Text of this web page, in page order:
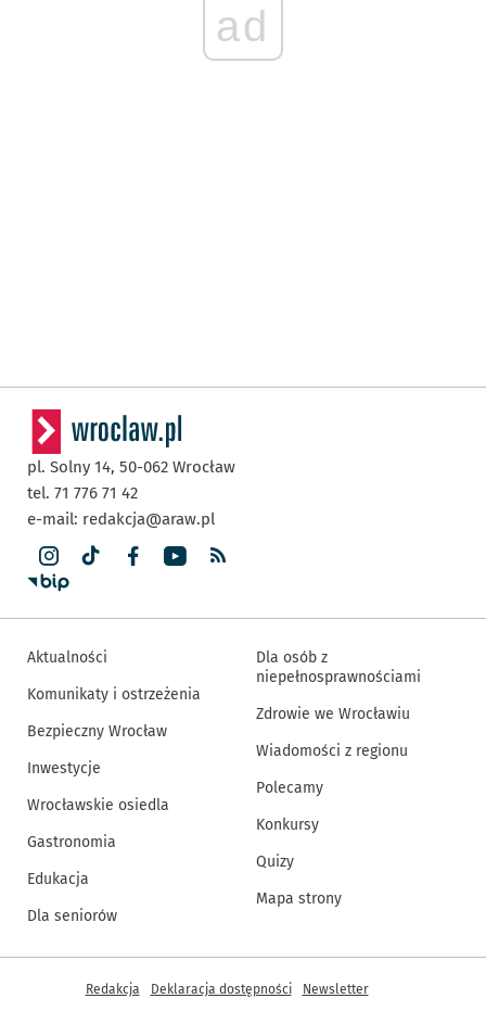
ad
pl. Solny 14, 50-062 Wrocław
tel. 71 776 71 42
e-mail: redakcja@araw.pl
Aktualności
Komunikaty i ostrzeżenia
Bezpieczny Wrocław
Inwestycje
Wrocławskie osiedla
Gastronomia
Edukacja
Dla seniorów
Dla osób z
niepełnosprawnościami
Zdrowie we Wrocławiu
Wiadomości z regionu
Polecamy
Konkursy
Quizy
Mapa strony
Inne informacje
Redakcja Deklaracja dostępności Newsletter